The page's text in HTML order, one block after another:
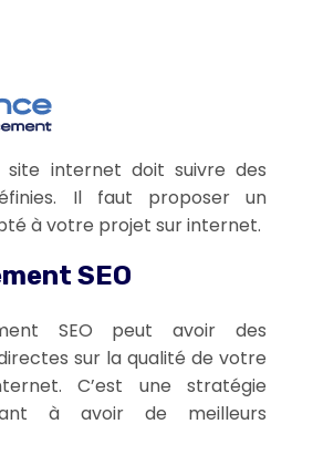
site internet doit suivre des
Il faut proposer un
à votre projet sur internet.
SEO
SEO peut avoir des
sur la qualité de votre
C’est une stratégie
à avoir de meilleurs